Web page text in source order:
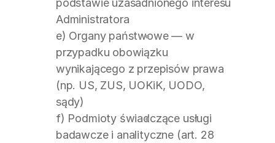
podstawie uzasadnionego interesu
Administratora
e) Organy państwowe — w
przypadku obowiązku
wynikającego z przepisów prawa
(np. US, ZUS, UOKiK, UODO,
sądy)
f) Podmioty świadczące usługi
badawcze i analityczne (art. 28